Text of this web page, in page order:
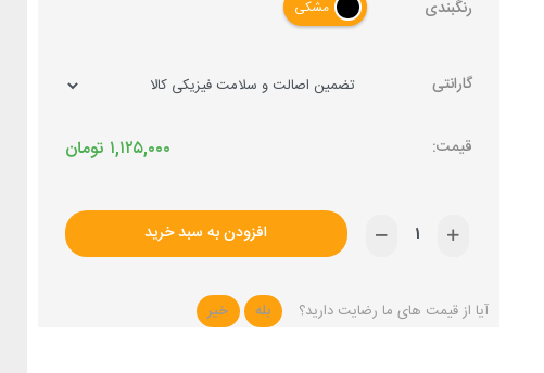
رنگبندی مشکی
گارانتی
تومان ۱,۱۲۵,۰۰۰
افزودن به سبد خرید
آیا از قیمت های ما رضایت دارید؟ بله خیر